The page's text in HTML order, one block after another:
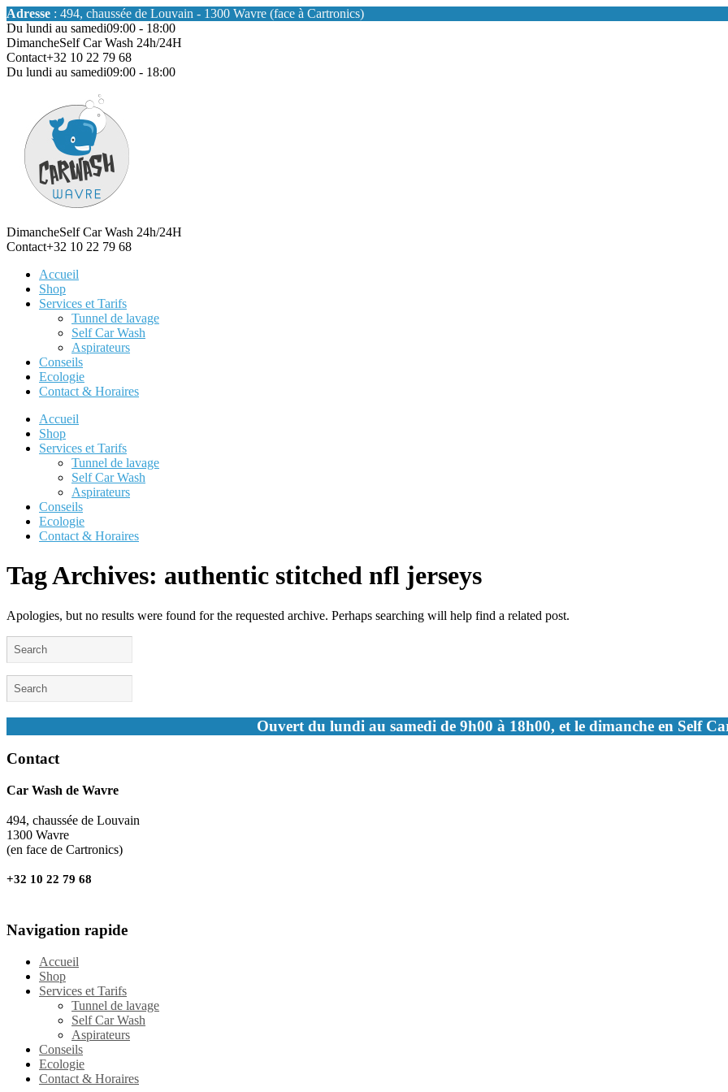
Adresse : 494, chaussée de Louvain - 1300 Wavre (face à Cartronics)
Du lundi au samedi09:00 - 18:00
DimancheSelf Car Wash 24h/24H
Contact+32 10 22 79 68
Du lundi au samedi09:00 - 18:00
DimancheSelf Car Wash 24h/24H
Contact+32 10 22 79 68
Accueil
Shop
Services et Tarifs
Tunnel de lavage
Self Car Wash
Aspirateurs
Conseils
Ecologie
Contact & Horaires
Accueil
Shop
Services et Tarifs
Tunnel de lavage
Self Car Wash
Aspirateurs
Conseils
Ecologie
Contact & Horaires
Tag Archives: authentic stitched nfl jerseys
Apologies, but no results were found for the requested archive. Perhaps searching will help find a related post.
Ouvert du lundi au samedi de 9h00 à 18h00, et le dimanche en Self
Contact
Car Wash de Wavre
494, chaussée de Louvain
1300 Wavre
(en face de Cartronics)
+32 10 22 79 68
Navigation rapide
Accueil
Shop
Services et Tarifs
Tunnel de lavage
Self Car Wash
Aspirateurs
Conseils
Ecologie
Contact & Horaires